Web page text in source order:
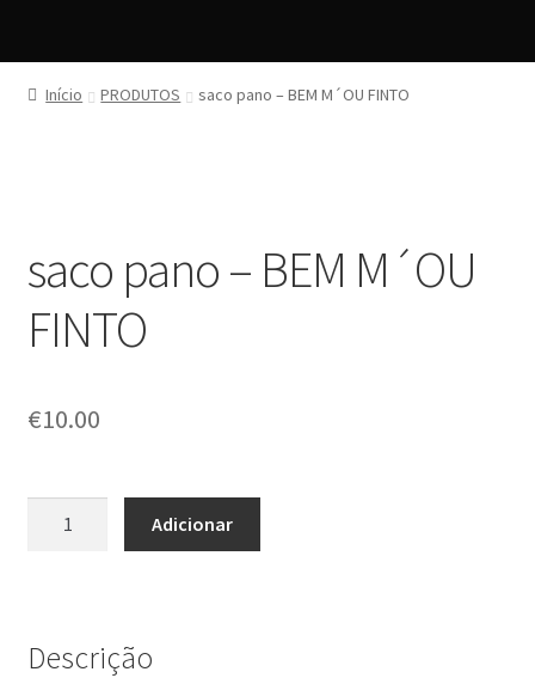
Início PRODUTOS saco pano – BEM M´OU FINTO
saco pano – BEM M´OU
FINTO
€10.00
BEM
Adicionar
Descrição